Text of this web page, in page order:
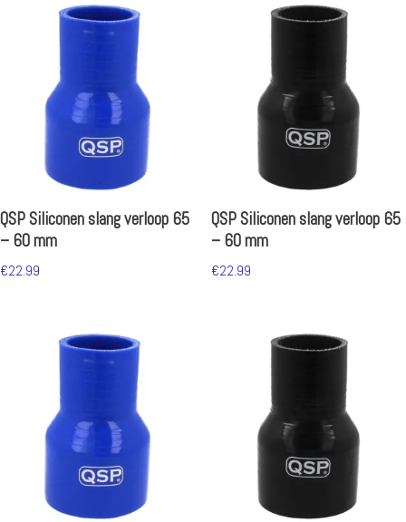
QSP Siliconen slang verloop 65
– 60 mm
€22.99
QSP Siliconen slang verloop 65
– 60 mm
€22.99